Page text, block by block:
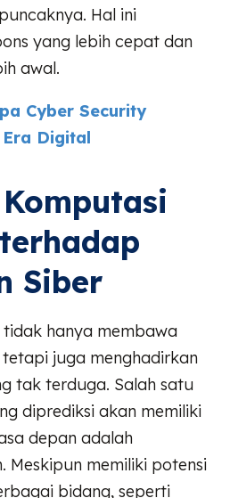
Hal ini
yang lebih cepat dan
awal.
Cyber Security
Digital
Siber
hanya membawa
juga menghadirkan
tak terduga. Salah satu
diprediksi akan memiliki
depan adalah
Meskipun memiliki potensi
bidang, seperti